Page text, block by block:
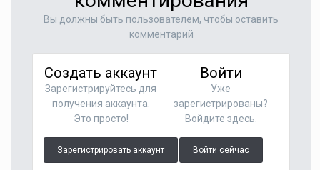
Вы должны быть пользователем, чтобы оставить
комментарий
Создать аккаунт
Зарегистрируйтесь для
получения аккаунта.
Это просто!
Зарегистрировать аккаунт
Войти
Уже
зарегистрированы?
Войдите здесь.
Войти сейчас